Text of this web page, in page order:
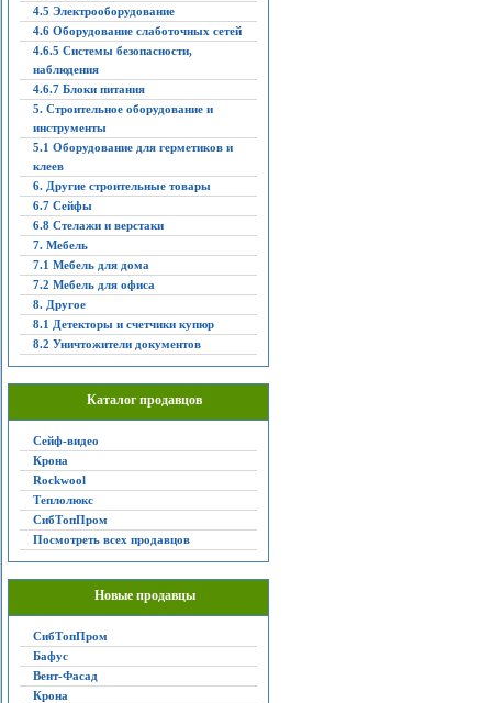
4.5 Электрооборудование
4.6 Оборудование слаботочных сетей
4.6.5 Системы безопасности,
наблюдения
4.6.7 Блоки питания
5. Строительное оборудование и
инструменты
5.1 Оборудование для герметиков и
клеев
6. Другие строительные товары
6.7 Сейфы
6.8 Стелажи и верстаки
7. Мебель
7.1 Мебель для дома
7.2 Мебель для офиса
8. Другое
8.1 Детекторы и счетчики купюр
8.2 Уничтожители документов
Каталог продавцов
Сейф-видео
Крона
Rockwool
Теплолюкс
СибТопПром
Посмотреть всех продавцов
Новые продавцы
СибТопПром
Бафус
Вент-Фасад
Крона